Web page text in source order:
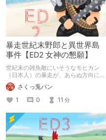
暴走世紀末野郎と異世界島
事件【ED2 女神の懇願】
世紀末の雑魚敵にいそうなモヒカン
（日本人）の暴走が、あらぬ方向に異
世界を変えるマルチエンドラノベ。 2
番目のお話です。 去年、サービス終
了した「ラノゲツクール」というアプ
リで作った自作マルチエンドADVが元
ネタです。 アプリ終了の都合で、公
開から半日ほどで公開終了になってし
まい、勿体なかったのでラノベ化しま
した。
さくっ兎パン
1
0 11 分